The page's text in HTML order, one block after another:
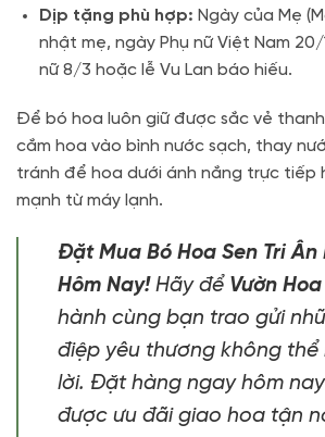
Dịp tặng phù hợp: Ngày của Mẹ
nhật mẹ, ngày Phụ nữ Việt Nam
nữ 8/3 hoặc lễ Vu Lan báo hiếu.
Để bó hoa luôn giữ được sắc vẻ
cắm hoa vào bình nước sạch, thay
tránh để hoa dưới ánh nắng trực tiếp
mạnh từ máy lạnh.
Đặt Mua Bó Hoa Sen Tri Ân
Hôm Nay! Hãy để Vườn
hành cùng bạn trao gửi
điệp yêu thương không thể
lời. Đặt hàng ngay hôm
được ưu đãi giao hoa tận